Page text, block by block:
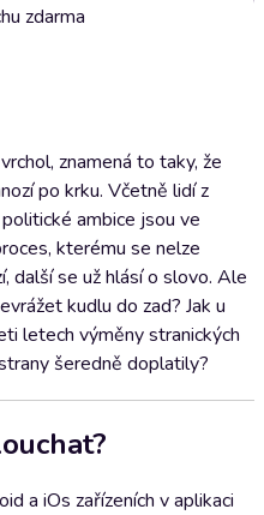
zdarma
znamená to taky, že
po krku. Včetně lidí z
ambice jsou ve
kterému se nelze
další se už hlásí o slovo. Ale
kudlu do zad? Jak u
letech výměny stranických
šeredně doplatily?
a iOs zařízeních v aplikaci